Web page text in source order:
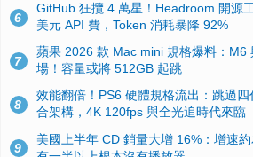
6
GitHub 狂攬 4 萬星！Headroom 開源
美元 API 費，Token 消耗暴降 92%
7
蘋果 2026 款 Mac mini 規格爆料：M6
場！容量或將 512GB 起跳
8
效能翻倍！PS6 硬體規格流出：跳過
合架構，4K 120fps 與全光追時代來臨
9
美國上半年 CD 銷量大增 16%：增速